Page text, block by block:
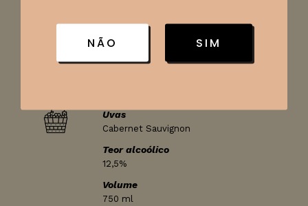
Chile
Região
Valle Central
Uvas
Cabernet Sauvignon
Teor alcoólico
12,5%
Volume
750 ml
NÃO SIM